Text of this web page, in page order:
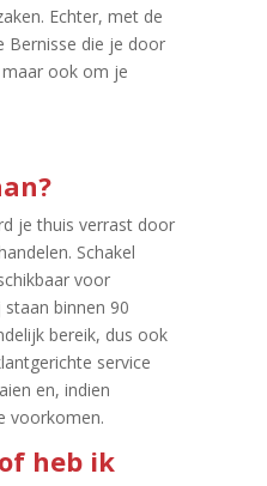
Echter, met de
Bernisse die je door
ook om je
je thuis verrast door
Schakel
voor
binnen 90
bereik, dus ook
service
en, indien
voorkomen.​
heb ik